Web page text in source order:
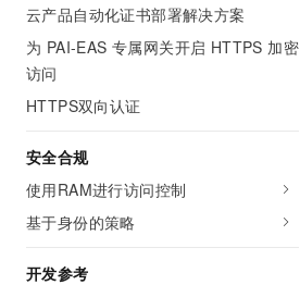
云产品自动化证书部署解决方案
为 PAI-EAS 专属网关开启 HTTPS 加密
访问
HTTPS双向认证
安全合规
使用RAM进行访问控制
基于身份的策略
开发参考